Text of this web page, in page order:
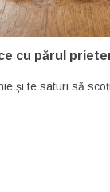
cu părul
și te saturi să